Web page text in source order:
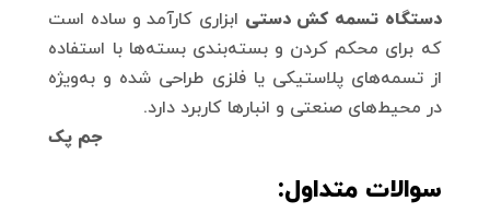
دستگاه تسمه کش دستی ابزاری کارآمد و ساده است
که برای محکم کردن و بسته‌بندی بسته‌ها با استفاده
از تسمه‌های پلاستیکی یا فلزی طراحی شده و به‌ویژه
در محیط‌های صنعتی و انبارها کاربرد دارد.
جم پک
سوالات متداول: